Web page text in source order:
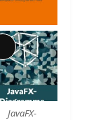
Lange
Beschreibung
JavaFX-